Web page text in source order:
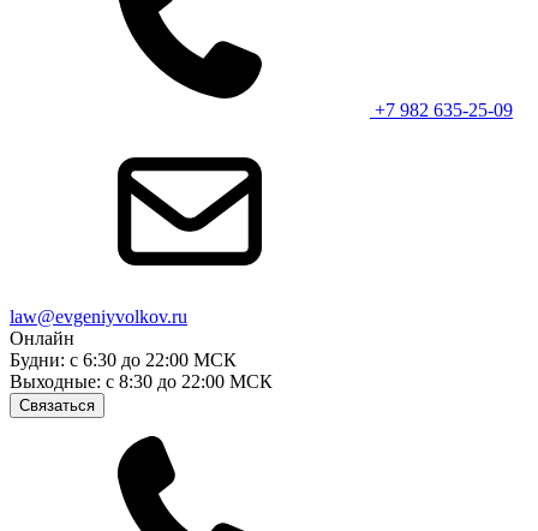
+7 982 635-25-09
law@evgeniyvolkov.ru
Онлайн
Будни: с 6:30 до 22:00 МСК
Выходные: с 8:30 до 22:00 МСК
Связаться